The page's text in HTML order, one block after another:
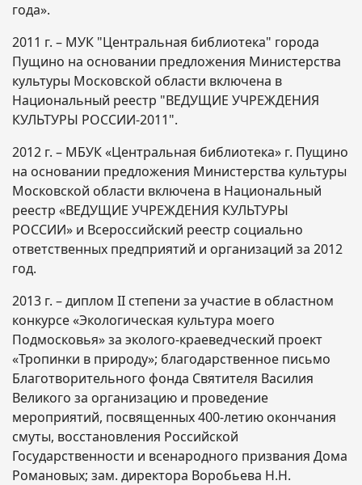
года».
2011 г. – МУК "Центральная библиотека" города
Пущино на основании предложения Министерства
культуры Московской области включена в
Национальный реестр "ВЕДУЩИЕ УЧРЕЖДЕНИЯ
КУЛЬТУРЫ РОССИИ-2011".
2012 г. – МБУК «Центральная библиотека» г. Пущино
на основании предложения Министерства культуры
Московской области включена в Национальный
реестр «ВЕДУЩИЕ УЧРЕЖДЕНИЯ КУЛЬТУРЫ
РОССИИ» и Всероссийский реестр социально
ответственных предприятий и организаций за 2012
год.
2013 г. – диплом II степени за участие в областном
конкурсе «Экологическая культура моего
Подмосковья» за эколого-краеведческий проект
«Тропинки в природу»; благодарственное письмо
Благотворительного фонда Святителя Василия
Великого за организацию и проведение
мероприятий, посвященных 400-летию окончания
смуты, восстановления Российской
Государственности и всенародного призвания Дома
Романовых; зам. директора Воробьева Н.Н.